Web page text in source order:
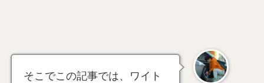
そこでこの記事では、ワイト